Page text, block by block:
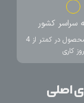
سراسر کشور
ارسال سریع محصول در کمتر از 4
روز کاری
اصلی